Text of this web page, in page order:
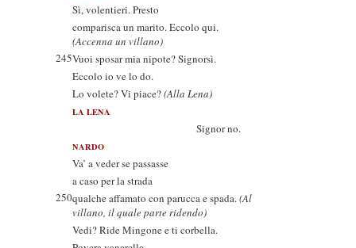
Sì, volentieri. Presto
comparisca un marito. Eccolo qui.
(Accenna un villano)
245Vuoi sposar mia nipote? Signorsì.
Eccolo io ve lo do.
Lo volete? Vi piace?(Alla Lena)
LA LENA
Signor no.
NARDO
Va’ a veder se passasse
a caso per la strada
250qualche affamato con parucca e spada.(Al
villano, il quale parte ridendo)
Vedi? Ride Mingone e ti corbella.